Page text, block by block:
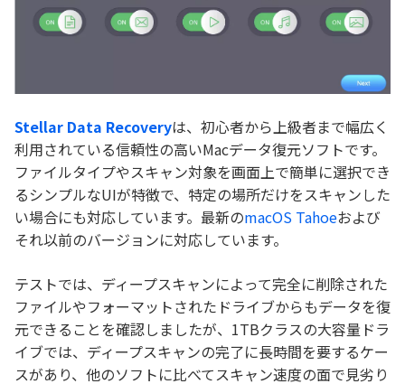
Stellar Data Recoveryは、初心者から上級者まで幅広く
利用されている信頼性の高いMacデータ復元ソフトです。
ファイルタイプやスキャン対象を画面上で簡単に選択でき
るシンプルなUIが特徴で、特定の場所だけをスキャンした
い場合にも対応しています。最新のmacOS Tahoeおよび
それ以前のバージョンに対応しています。
テストでは、ディープスキャンによって完全に削除された
ファイルやフォーマットされたドライブからもデータを復
元できることを確認しましたが、1TBクラスの大容量ドラ
イブでは、ディープスキャンの完了に長時間を要するケー
スがあり、他のソフトに比べてスキャン速度の面で見劣り